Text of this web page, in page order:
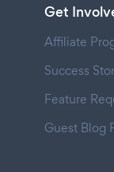
Get
Affiliate
Success
Feature
Guest Blog